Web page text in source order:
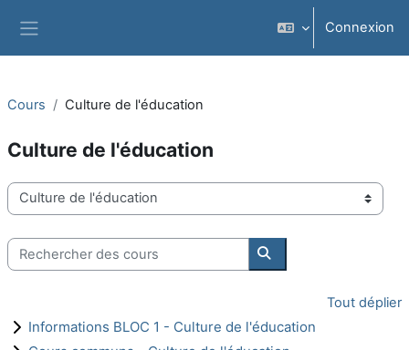
Connexion
Cours Culture de l'éducation
Culture de l'éducation
Catégories de cours
Rechercher des cours
Rechercher des cours
Tout déplier
Informations BLOC 1 - Culture de l'éducation